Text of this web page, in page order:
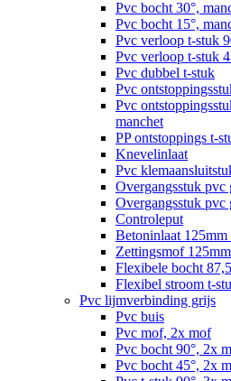
Pvc bocht 30°,
Pvc bocht 15°,
Pvc verloop t-stuk
Pvc verloop t-stuk
Pvc dubbel t-stuk
Pvc
Pvc
manchet
PP ontstoppings t-
Knevelinlaat
Pvc
Overgangsstuk pvc
Overgangsstuk pvc
Controleput
Betoninlaat
Zettingsmof 125mm
Flexibele bocht
Flexibel stroom t-
Pvc lijmverbinding grijs
Pvc buis
Pvc mof, 2x mof
Pvc bocht 90°, 2x
Pvc bocht 45°, 2x